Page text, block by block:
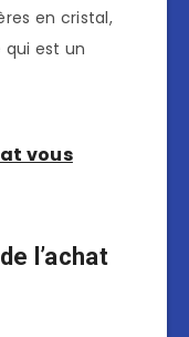
en cristal,
qui est un
vous
l’achat